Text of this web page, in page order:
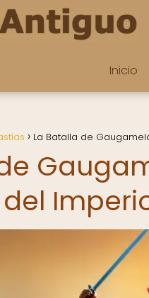
Inicio
La Batalla de